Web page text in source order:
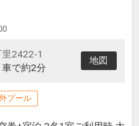
てミネラルウォーター
ト※現地にてお申出くだ
2422-1
車で約2分
地図
プール